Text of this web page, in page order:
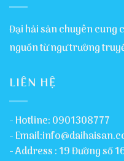
Đại hải sản chuyên cung
nguồn từ ngư trường
LIÊN HỆ
- Hotline: 0901308777
-
- Address : 19 Đường số